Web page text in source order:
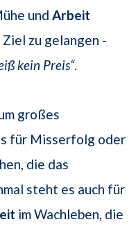
und Arbeit
Ziel zu gelangen -
kein Preis“.
großes
für Misserfolg oder
die das
steht es auch für
im Wachleben, die